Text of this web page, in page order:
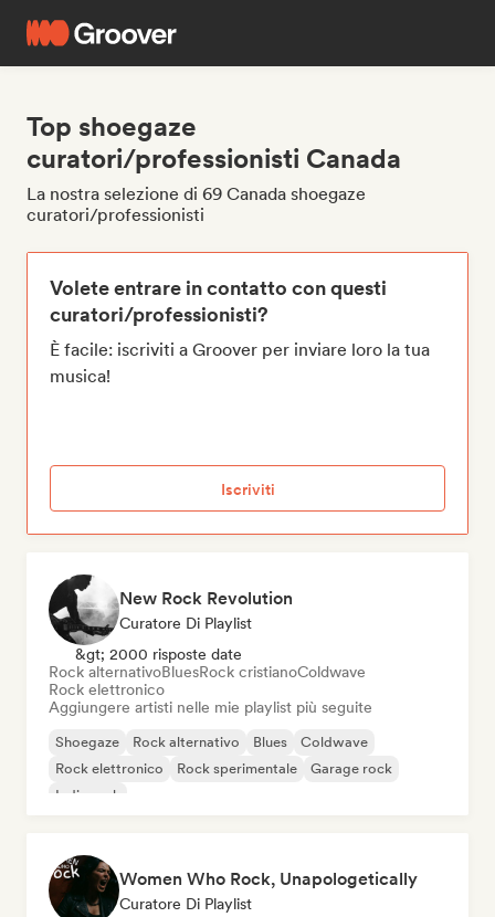
Top shoegaze
curatori/professionisti Canada
La nostra selezione di 69 Canada shoegaze
curatori/professionisti
Volete entrare in contatto con questi
curatori/professionisti?
È facile: iscriviti a Groover per inviare loro la tua
musica!
Iscriviti
New Rock Revolution
Curatore Di Playlist
&gt; 2000 risposte date
Rock alternativoBluesRock cristianoColdwave
Rock elettronico
Aggiungere artisti nelle mie playlist più seguite
Shoegaze Rock alternativo Blues
Coldwave
Rock elettronico
Rock sperimentale
Garage rock
Indie rock
Women Who Rock, Unapologetically
Curatore Di Playlist